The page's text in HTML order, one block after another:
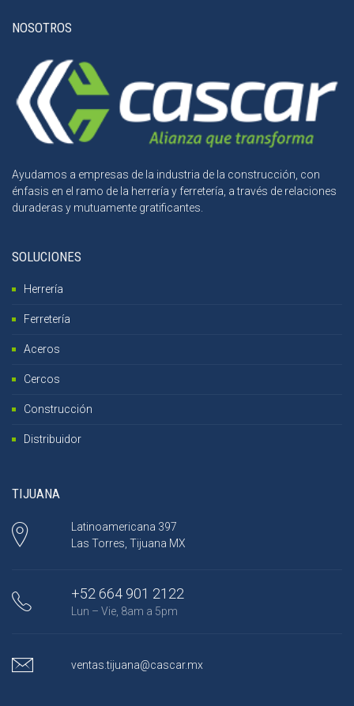
NOSOTROS
Ayudamos a empresas de la industria de la construcción, con
énfasis en el ramo de la herrería y ferretería, a través de relaciones
duraderas y mutuamente gratificantes.
SOLUCIONES
Herrería
Ferretería
Aceros
Cercos
Construcción
Distribuidor
TIJUANA
Latinoamericana 397
Las Torres, Tijuana MX
+52 664 901 2122
Lun – Vie, 8am a 5pm
ventas.tijuana@cascar.mx